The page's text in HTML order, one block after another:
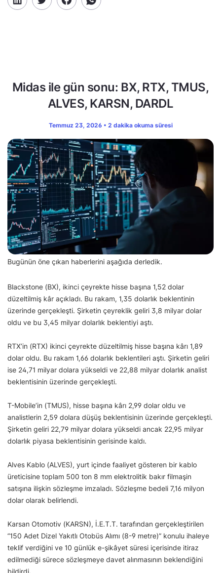
Midas ile gün sonu: BX, RTX, TMUS,
ALVES, KARSN, DARDL
Temmuz 23, 2026 • 2 dakika okuma süresi
Bugünün öne çıkan haberlerini aşağıda derledik.
Blackstone (BX), ikinci çeyrekte hisse başına 1,52 dolar
düzeltilmiş kâr açıkladı. Bu rakam, 1,35 dolarlık beklentinin
üzerinde gerçekleşti. Şirketin çeyreklik geliri 3,8 milyar dolar
oldu ve bu 3,45 milyar dolarlık beklentiyi aştı.
RTX’in (RTX) ikinci çeyrekte düzeltilmiş hisse başına kârı 1,89
dolar oldu. Bu rakam 1,66 dolarlık beklentileri aştı. Şirketin geliri
ise 24,71 milyar dolara yükseldi ve 22,88 milyar dolarlık analist
beklentisinin üzerinde gerçekleşti.
T-Mobile’in (TMUS), hisse başına kârı 2,99 dolar oldu ve
analistlerin 2,59 dolara düşüş beklentisinin üzerinde gerçekleşti.
Şirketin geliri 22,79 milyar dolara yükseldi ancak 22,95 milyar
dolarlık piyasa beklentisinin gerisinde kaldı.
Alves Kablo (ALVES), yurt içinde faaliyet gösteren bir kablo
üreticisine toplam 500 ton 8 mm elektrolitik bakır filmaşin
satışına ilişkin sözleşme imzaladı. Sözleşme bedeli 7,16 milyon
dolar olarak belirlendi.
Karsan Otomotiv (KARSN), İ.E.T.T. tarafından gerçekleştirilen
“150 Adet Dizel Yakıtlı Otobüs Alımı (8-9 metre)” konulu ihaleye
teklif verdiğini ve 10 günlük e-şikâyet süresi içerisinde itiraz
edilmediği sürece sözleşmeye davet alınmasının beklendiğini
bildirdi.